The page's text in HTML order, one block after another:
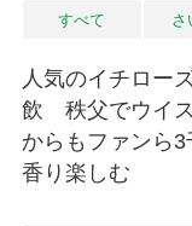
すべて さ
人気のイチロー
飲 秩父でウイ
からもファンら
香り楽しむ